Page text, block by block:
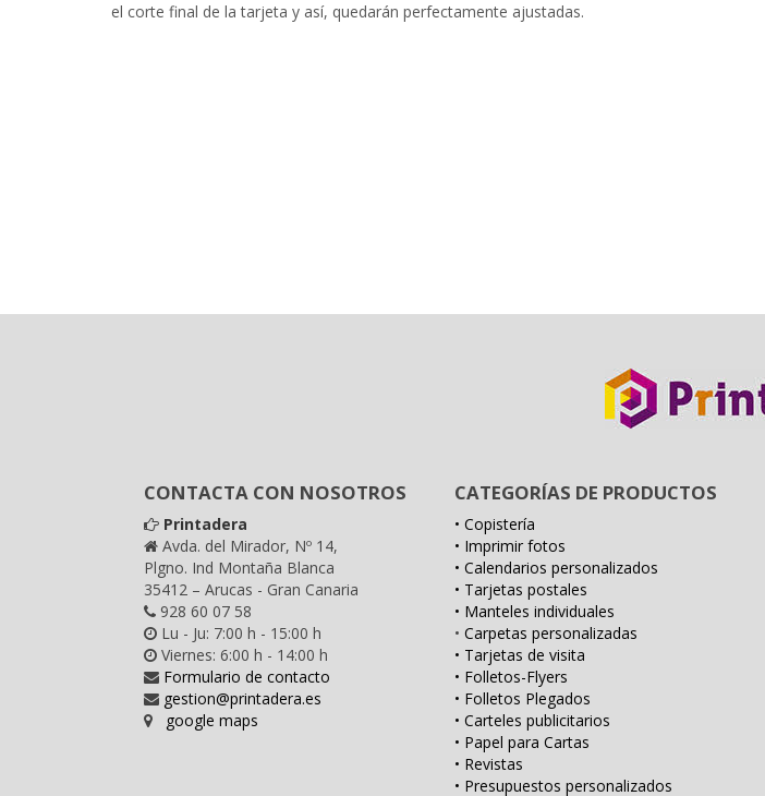
el corte final de la tarjeta y así, quedarán perfectamente ajustadas.
CONTACTA CON NOSOTROS
Printadera
Avda. del Mirador, Nº 14,
Plgno. Ind Montaña Blanca
35412 – Arucas - Gran Canaria
928 60 07 58
Lu - Ju: 7:00 h - 15:00 h
Viernes: 6:00 h - 14:00 h
Formulario de contacto
gestion@printadera.es
google maps
CATEGORÍAS DE PRODUCTOS
• Copistería
• Imprimir fotos
• Calendarios personalizados
• Tarjetas postales
• Manteles individuales
• Carpetas personalizadas
• Tarjetas de visita
• Folletos-Flyers
• Folletos Plegados
• Carteles publicitarios
• Papel para Cartas
• Revistas
• Presupuestos personalizados